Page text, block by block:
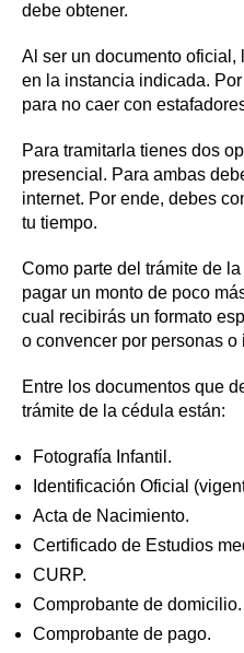
debe obtener.
Al ser un documento oficial,
en la instancia indicada.
para no caer con
Para tramitarla tienes dos
presencial. Para ambas
internet. Por ende, debes
tu tiempo.
Como parte del trámite de
pagar un monto de poco
cual recibirás un formato
o convencer por personas
Entre los documentos que
trámite de la cédula están:
Fotografía Infantil.
Identificación Oficial
Acta de Nacimiento.
Certificado de Estudios
CURP.
Comprobante de domicilio.
Comprobante de pago.